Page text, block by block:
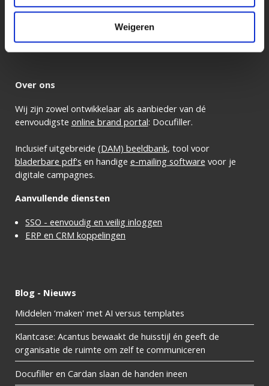
Weigeren
Schrijf je in voor onze nieuwsbrief
Over ons
Wij zijn zowel ontwikkelaar als aanbieder van dé
eenvoudigste online brand portal: Docufiller.
Inclusief uitgebreide (DAM) beeldbank, tool voor
bladerbare pdf's en handige e-mailing software voor je
digitale campagnes.
Aanvullende diensten
SSO - eenvoudig en veilig inloggen
ERP en CRM koppelingen
Blog - Nieuws
Middelen ‘maken' met AI versus templates
Klantcase: Acantus bewaakt de huisstijl én geeft de
organisatie de ruimte om zelf te communiceren
Docufiller en Cardan slaan de handen ineen